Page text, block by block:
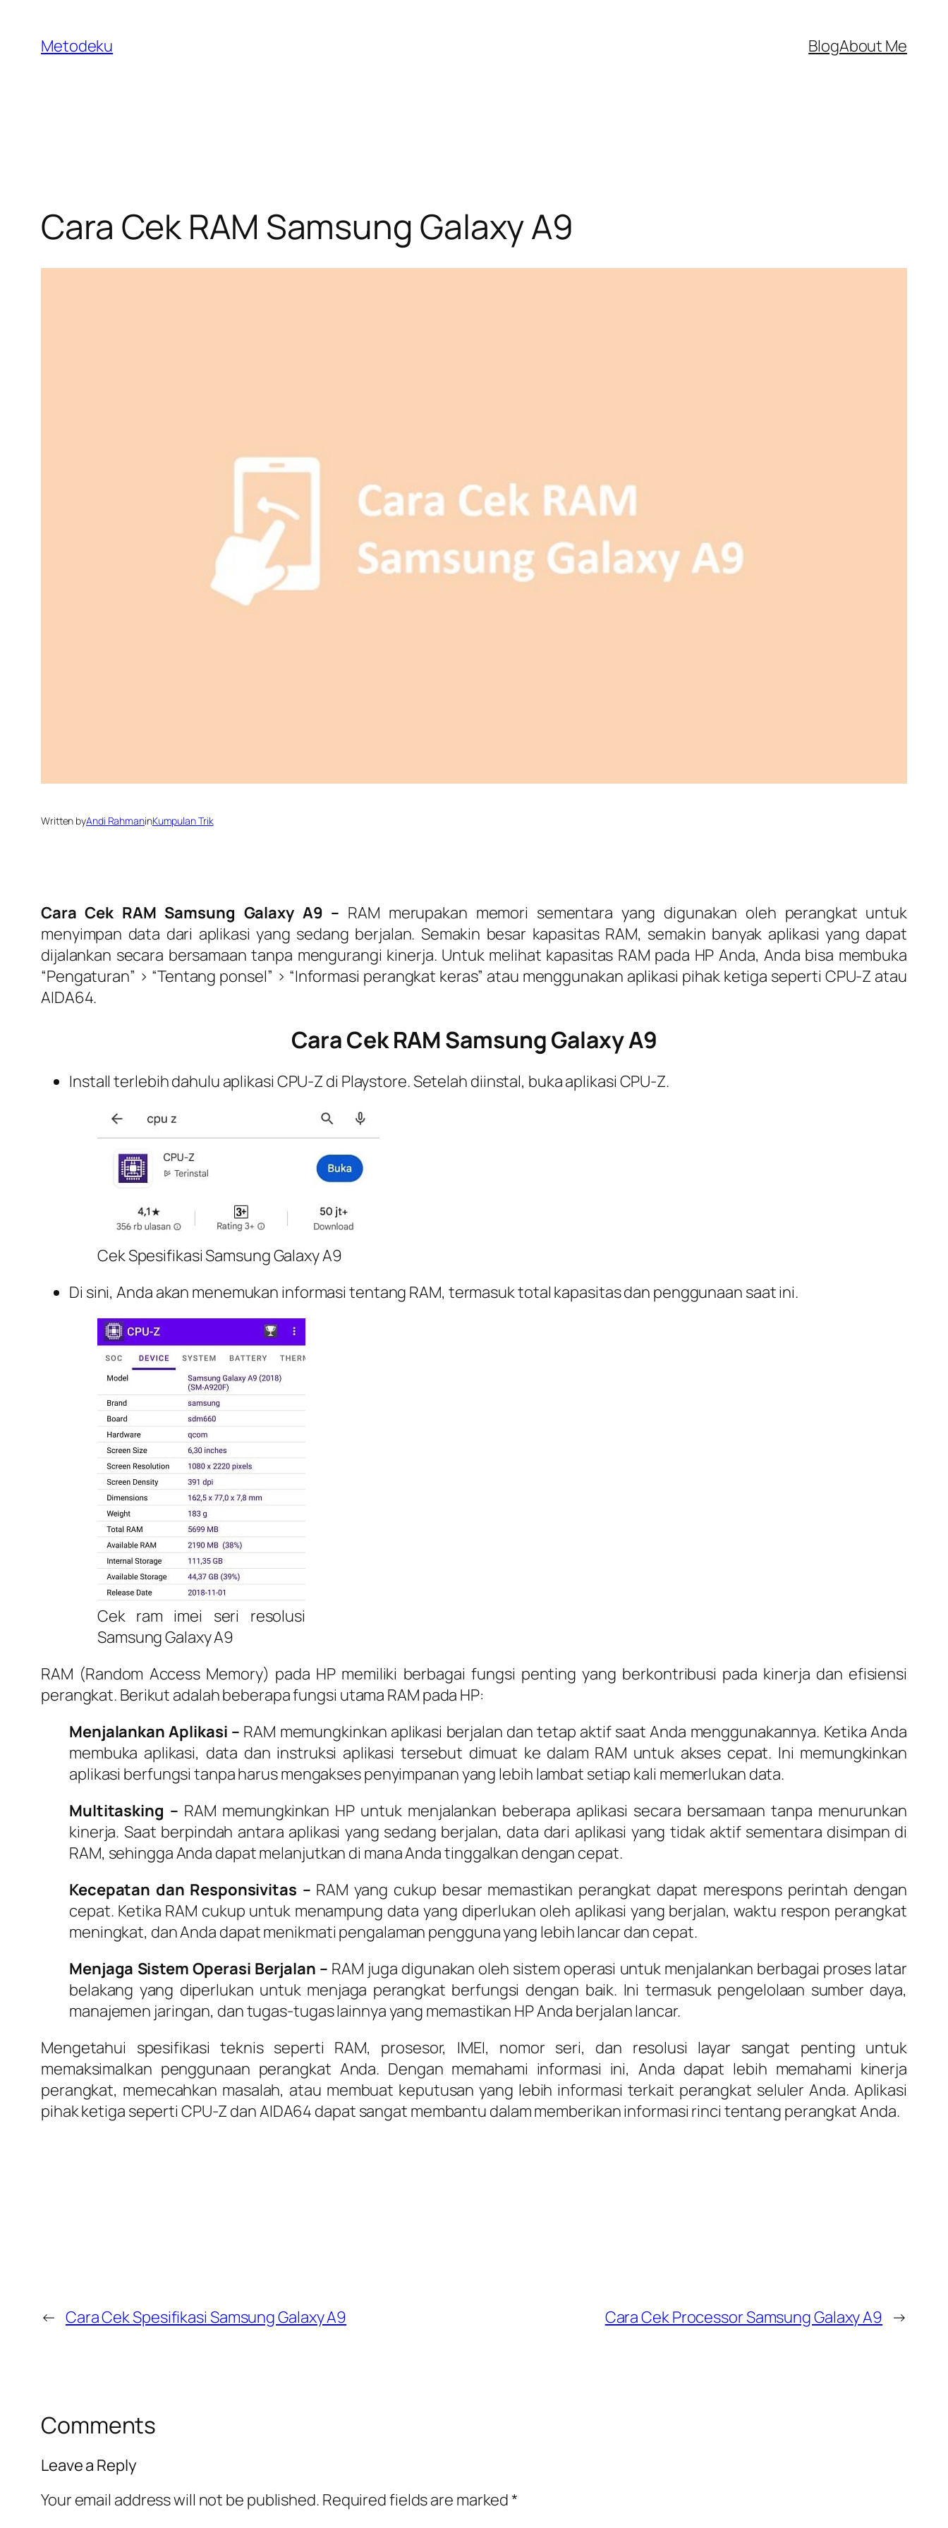
content
Metodeku BlogAbout Me
Cara Cek RAM Samsung Galaxy A9
Written byAndi RahmaninKumpulan Trik
Cara Cek RAM Samsung Galaxy A9 – RAM merupakan memori sementara yang digunakan oleh perangkat untuk
menyimpan data dari aplikasi yang sedang berjalan. Semakin besar kapasitas RAM, semakin banyak aplikasi yang dapat
dijalankan secara bersamaan tanpa mengurangi kinerja. Untuk melihat kapasitas RAM pada HP Anda, Anda bisa membuka
“Pengaturan” > “Tentang ponsel” > “Informasi perangkat keras” atau menggunakan aplikasi pihak ketiga seperti CPU-Z atau
AIDA64.
Cara Cek RAM Samsung Galaxy A9
Install terlebih dahulu aplikasi CPU-Z di Playstore. Setelah diinstal, buka aplikasi CPU-Z.
Cek Spesifikasi Samsung Galaxy A9
Di sini, Anda akan menemukan informasi tentang RAM, termasuk total kapasitas dan penggunaan saat ini.
Cek ram imei seri resolusi
Samsung Galaxy A9
RAM (Random Access Memory) pada HP memiliki berbagai fungsi penting yang berkontribusi pada kinerja dan efisiensi
perangkat. Berikut adalah beberapa fungsi utama RAM pada HP:
Menjalankan Aplikasi – RAM memungkinkan aplikasi berjalan dan tetap aktif saat Anda menggunakannya. Ketika Anda
membuka aplikasi, data dan instruksi aplikasi tersebut dimuat ke dalam RAM untuk akses cepat. Ini memungkinkan
aplikasi berfungsi tanpa harus mengakses penyimpanan yang lebih lambat setiap kali memerlukan data.
Multitasking – RAM memungkinkan HP untuk menjalankan beberapa aplikasi secara bersamaan tanpa menurunkan
kinerja. Saat berpindah antara aplikasi yang sedang berjalan, data dari aplikasi yang tidak aktif sementara disimpan di
RAM, sehingga Anda dapat melanjutkan di mana Anda tinggalkan dengan cepat.
Kecepatan dan Responsivitas – RAM yang cukup besar memastikan perangkat dapat merespons perintah dengan
cepat. Ketika RAM cukup untuk menampung data yang diperlukan oleh aplikasi yang berjalan, waktu respon perangkat
meningkat, dan Anda dapat menikmati pengalaman pengguna yang lebih lancar dan cepat.
Menjaga Sistem Operasi Berjalan – RAM juga digunakan oleh sistem operasi untuk menjalankan berbagai proses latar
belakang yang diperlukan untuk menjaga perangkat berfungsi dengan baik. Ini termasuk pengelolaan sumber daya,
manajemen jaringan, dan tugas-tugas lainnya yang memastikan HP Anda berjalan lancar.
Mengetahui spesifikasi teknis seperti RAM, prosesor, IMEI, nomor seri, dan resolusi layar sangat penting untuk
memaksimalkan penggunaan perangkat Anda. Dengan memahami informasi ini, Anda dapat lebih memahami kinerja
perangkat, memecahkan masalah, atau membuat keputusan yang lebih informasi terkait perangkat seluler Anda. Aplikasi
pihak ketiga seperti CPU-Z dan AIDA64 dapat sangat membantu dalam memberikan informasi rinci tentang perangkat Anda.
← Cara Cek Spesifikasi Samsung Galaxy A9 Cara Cek Processor Samsung Galaxy A9 →
Comments
Leave a Reply
Your email address will not be published. Required fields are marked*